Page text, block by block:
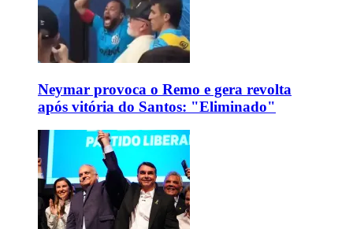
Neymar provoca o Remo e gera revolta
após vitória do Santos: "Eliminado"